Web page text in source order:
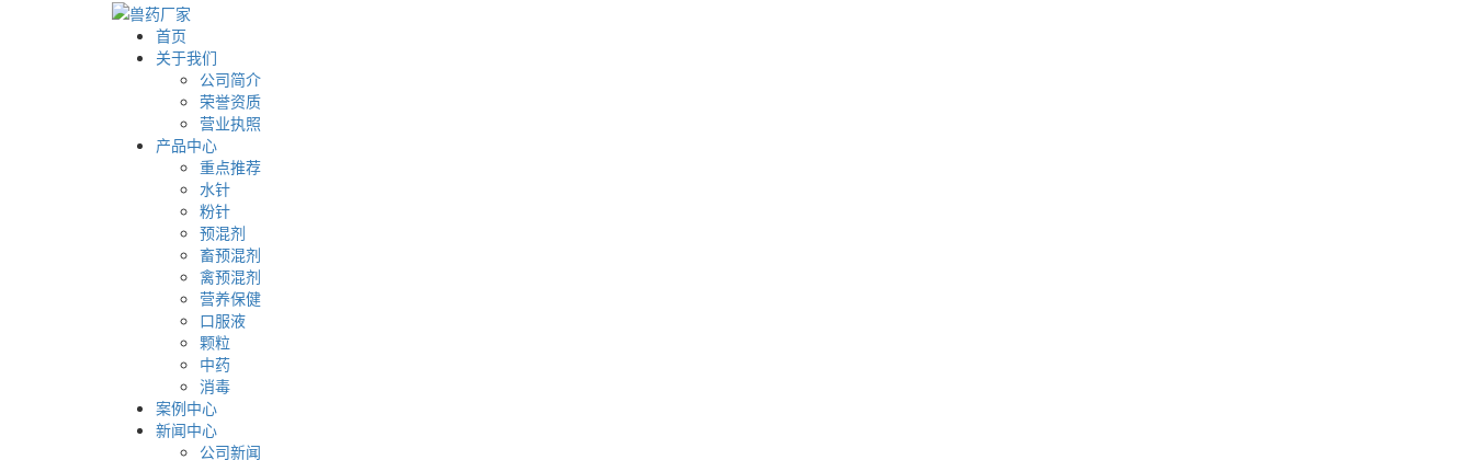
首页
关于我们
公司简介
荣誉资质
营业执照
产品中心
重点推荐
水针
粉针
预混剂
畜预混剂
禽预混剂
营养保健
口服液
颗粒
中药
消毒
案例中心
新闻中心
公司新闻